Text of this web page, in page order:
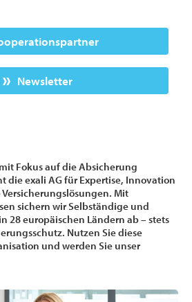
Newsletter
Fokus auf die Absicherung
die exali AG für Expertise, Innovation
Mit
sichern wir Selbständige und
28 europäischen Ländern ab – stets
Nutzen Sie diese
und werden Sie unser